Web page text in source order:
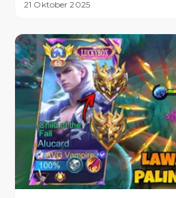
21 Oktober 2025